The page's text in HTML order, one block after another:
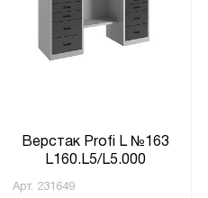
Верстак Profi L №163
L160.L5/L5.000
Арт. 231649